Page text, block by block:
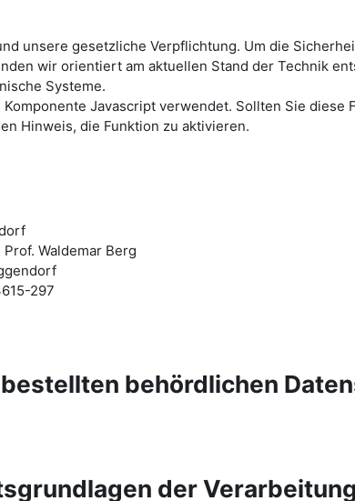
unsere gesetzliche Verpflichtung. Um die
wir orientiert am aktuellen Stand der Technik
Systeme.
Javascript verwendet. Sollten Sie diese
Hinweis, die Funktion zu aktivieren.
Waldemar Berg
297
behördlichen
der Verarbeitung